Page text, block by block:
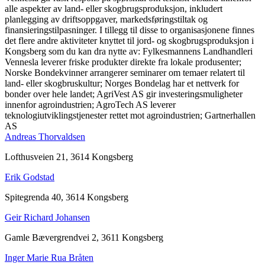
alle aspekter av land- eller skogbrugsproduksjon, inkludert
planlegging av driftsoppgaver, markedsføringstiltak og
finansieringstilpasninger. I tillegg til disse to organisasjonene finnes
det flere andre aktiviteter knyttet til jord- og skogbrugsproduksjon i
Kongsberg som du kan dra nytte av: Fylkesmannens Landhandleri
Vennesla leverer friske produkter direkte fra lokale produsenter;
Norske Bondekvinner arrangerer seminarer om temaer relatert til
land- eller skogbruskultur; Norges Bondelag har et nettverk for
bonder over hele landet; AgriVest AS gir investeringsmuligheter
innenfor agroindustrien; AgroTech AS leverer
teknologiutviklingstjenester rettet mot agroindustrien; Gartnerhallen
AS
Andreas Thorvaldsen
Lofthusveien 21, 3614 Kongsberg
Erik Godstad
Spitegrenda 40, 3614 Kongsberg
Geir Richard Johansen
Gamle Bævergrendvei 2, 3611 Kongsberg
Inger Marie Rua Bråten